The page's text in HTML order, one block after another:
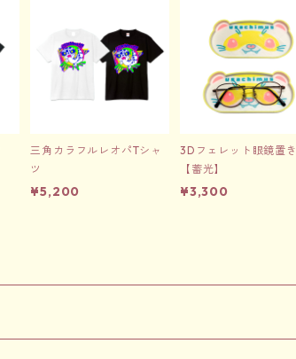
三角カラフルレオパTシャ
ツ
¥5,200
3Dフェレット眼鏡置き
【蓄光】
¥3,300